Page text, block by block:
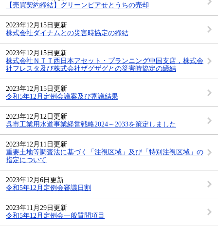
【売買契約締結】グリーンピアせとうちの売却
2023年12月15日更新
株式会社ダイナムとの災害時協定の締結
2023年12月15日更新
株式会社ＮＴＴ西日本アセット・プランニング中国支店，株式会
社フレスタ及び株式会社ザグザグとの災害時協定の締結
2023年12月15日更新
令和5年12月定例会議案及び審議結果
2023年12月12日更新
呉市工業用水道事業経営戦略2024～2033を策定しました
2023年12月11日更新
重要土地等調査法に基づく「注視区域」及び「特別注視区域」の
指定について
2023年12月6日更新
令和5年12月定例会審議日割
2023年11月29日更新
令和5年12月定例会一般質問項目